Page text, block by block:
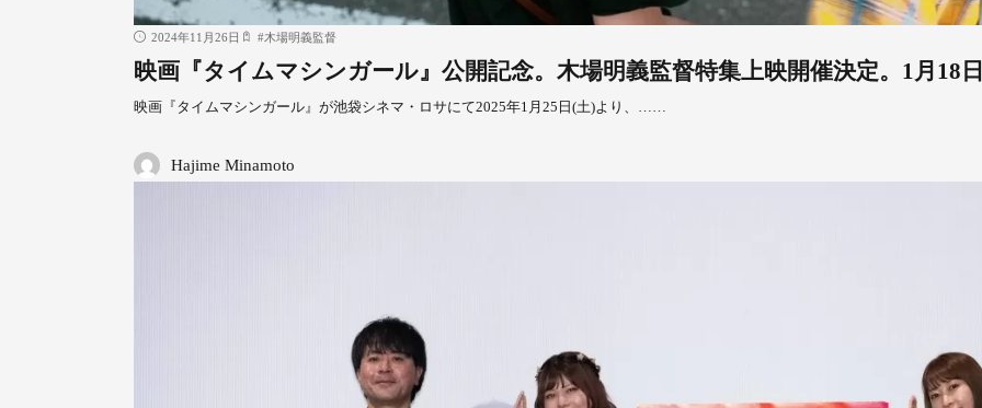
2024年11月26日 #木場明義監督
映画『タイムマシンガール』公開記念。木場明義監督特集上映開催決定。1月18
映画『タイムマシンガール』が池袋シネマ・ロサにて2025年1月25日(土)より、……
Hajime Minamoto